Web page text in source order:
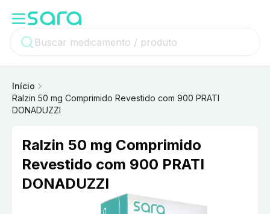
Início
Ralzin 50 mg Comprimido Revestido com 900 PRATI
DONADUZZI
Ralzin 50 mg Comprimido
Revestido com 900 PRATI
DONADUZZI